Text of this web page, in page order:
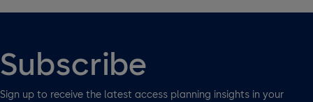
Subscribe
Sign up to receive the latest access planning insights in your